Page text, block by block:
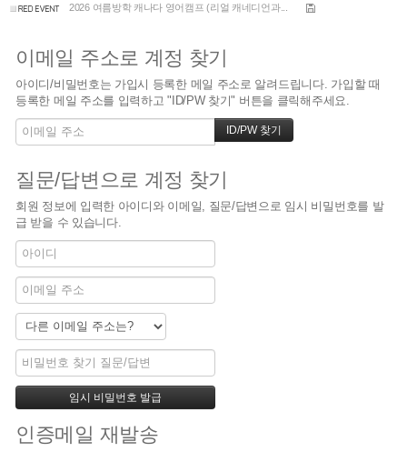
2026 여름방학 캐나다 영어캠프 (리얼 캐네디언과...
27년 겨울방학 푸켓 국제학교 스쿨링 가족캠프
2027 겨울방학 다낭 가족캠프 한달살기 (국제학교...
2026 여름방학 캐나다 영어캠프 (리얼 캐네디언과...
27년 겨울방학 방콕 국제학교 스쿨링 가족캠프
이메일 주소로 계정 찾기
아이디/비밀번호는 가입시 등록한 메일 주소로 알려드립니다. 가입할 때
등록한 메일 주소를 입력하고 "ID/PW 찾기" 버튼을 클릭해주세요.
질문/답변으로 계정 찾기
회원 정보에 입력한 아이디와 이메일, 질문/답변으로 임시 비밀번호를 발
급 받을 수 있습니다.
인증메일 재발송